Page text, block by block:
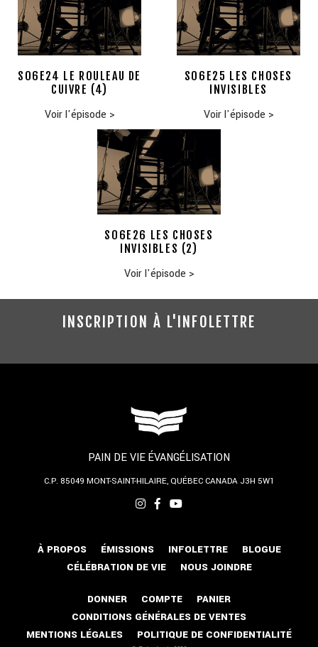
S06E24 LE ROULEAU DE
CUIVRE (4)
Voir l'épisode >
S06E25 LES CHOSES
INVISIBLES
Voir l'épisode >
S06E26 LES CHOSES
INVISIBLES (2)
Voir l'épisode >
INSCRIPTION À L'INFOLETTRE
PAIN DE VIE ÉVANGÉLISATION
C.P. 85049 MONT-SAINT-HILAIRE, QUÉBECCANADA J3H 5W1
À PROPOS ÉMISSIONS INFOLETTRE
BLOGUE
CÉLÉBRATION DE VIE
NOUS JOINDRE
DONNER COMPTE
PANIER
CONDITIONS GÉNÉRALES DE VENTES
MENTIONS LÉGALES
POLITIQUE DE CONFIDENTIALITÉ